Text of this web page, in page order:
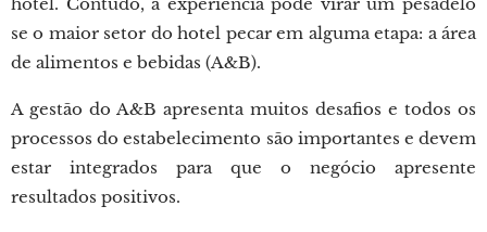
se o maior setor do hotel pecar em alguma etapa: a área
de alimentos e bebidas (A&B).
A gestão do A&B apresenta muitos desafios e todos os
processos do estabelecimento são importantes e devem
estar integrados para que o negócio apresente
resultados positivos.